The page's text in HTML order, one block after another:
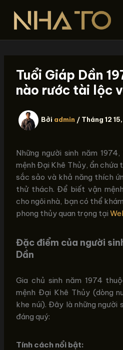
dung
Tuổi Giáp Dần
nào rước tài lộc
Bởi admin / Tháng 12
Những người sinh năm
mệnh Đại Khê Thủy, ẩn chứa
sắc sảo và khả năng thích
thử thách. Để biết vận
cho ngôi nhà, bạn có thể
phong thủy quan trọng tại
Đặc điểm của người
Dần
Gia chủ sinh năm 1974
mệnh Đại Khê Thủy (dòng
khe núi). Đây là những người
đáng quý:
Tính cách nổi bật: